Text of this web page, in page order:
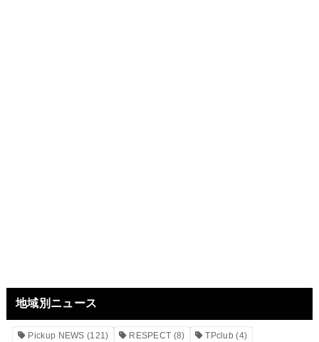
地域別ニュース
Pickup NEWS (121) RESPECT (8) TPclub (4)